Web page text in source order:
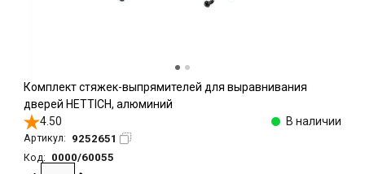
Комплект стяжек-выпрямителей для выравнивания
дверей HETTICH, алюминий
4.50
В наличии
Артикул: 9252651
Код:
0000/60055